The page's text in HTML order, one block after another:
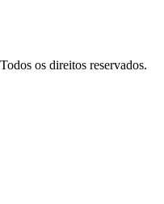
os direitos reservados.